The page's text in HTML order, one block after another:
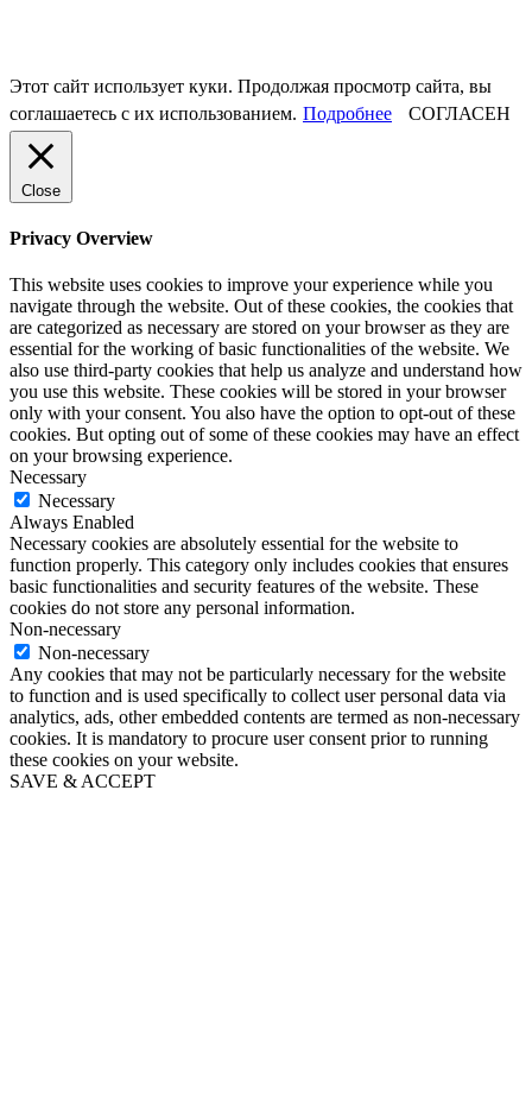
Этот сайт использует куки. Продолжая просмотр сайта, вы
соглашаетесь с их использованием. Подробнее СОГЛАСЕН
Close
Privacy Overview
This website uses cookies to improve your experience while you
navigate through the website. Out of these cookies, the cookies that
are categorized as necessary are stored on your browser as they are
essential for the working of basic functionalities of the website. We
also use third-party cookies that help us analyze and understand how
you use this website. These cookies will be stored in your browser
only with your consent. You also have the option to opt-out of these
cookies. But opting out of some of these cookies may have an effect
on your browsing experience.
Necessary
Necessary
Always Enabled
Necessary cookies are absolutely essential for the website to
function properly. This category only includes cookies that ensures
basic functionalities and security features of the website. These
cookies do not store any personal information.
Non-necessary
Non-necessary
Any cookies that may not be particularly necessary for the website
to function and is used specifically to collect user personal data via
analytics, ads, other embedded contents are termed as non-necessary
cookies. It is mandatory to procure user consent prior to running
these cookies on your website.
SAVE & ACCEPT